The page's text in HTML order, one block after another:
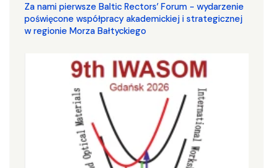
Za nami pierwsze Baltic Rectors’ Forum - wydarzenie
poświęcone współpracy akademickiej i strategicznej
w regionie Morza Bałtyckiego